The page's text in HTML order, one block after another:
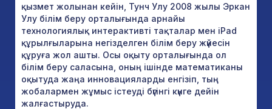
қызмет жолынан кейін, Тунч Улу 2008 жылы Эркан
Улу білім беру орталығында арнайы
технологиялық интерактивті тақталар мен iPad
құрылғыларына негізделген білім беру жүйесін
құруға жол ашты. Осы оқыту орталығында ол
білім беру саласына, оның ішінде математиканы
оқытуда жаңа инновацияларды енгізіп, тың
жобалармен жұмыс істеуді бүгінгі күнге дейін
жалғастыруда.